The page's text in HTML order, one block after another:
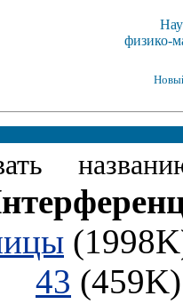
физико-
43